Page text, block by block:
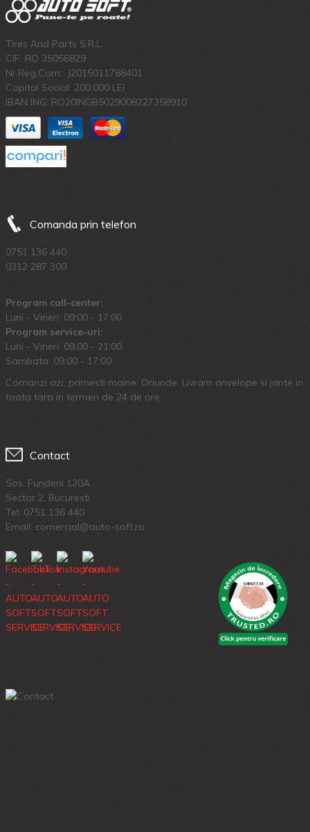
Tires And Parts S.R.L.
CIF: RO 35056829
Nr.Reg.Com.: J2015011788401
Capital Social: 200.000 LEI
IBAN ING: RO20INGB5029008227358910
Comanda prin telefon
0751 136 440
0312 287 300
Program call-center:
Luni - Vineri: 09:00 - 17:00
Program service-uri:
Luni - Vineri: 09.00 - 21:00
Sambata: 09:00 - 17:00
Comanzi azi, primesti maine. Oriunde. Livram anvelope si jante in
toata tara in termen de 24 de ore.
Contact
Sos. Fundeni 120A
Sector 2, Bucuresti
Tel: 0751 136 440
Email: comercial@auto-soft.ro